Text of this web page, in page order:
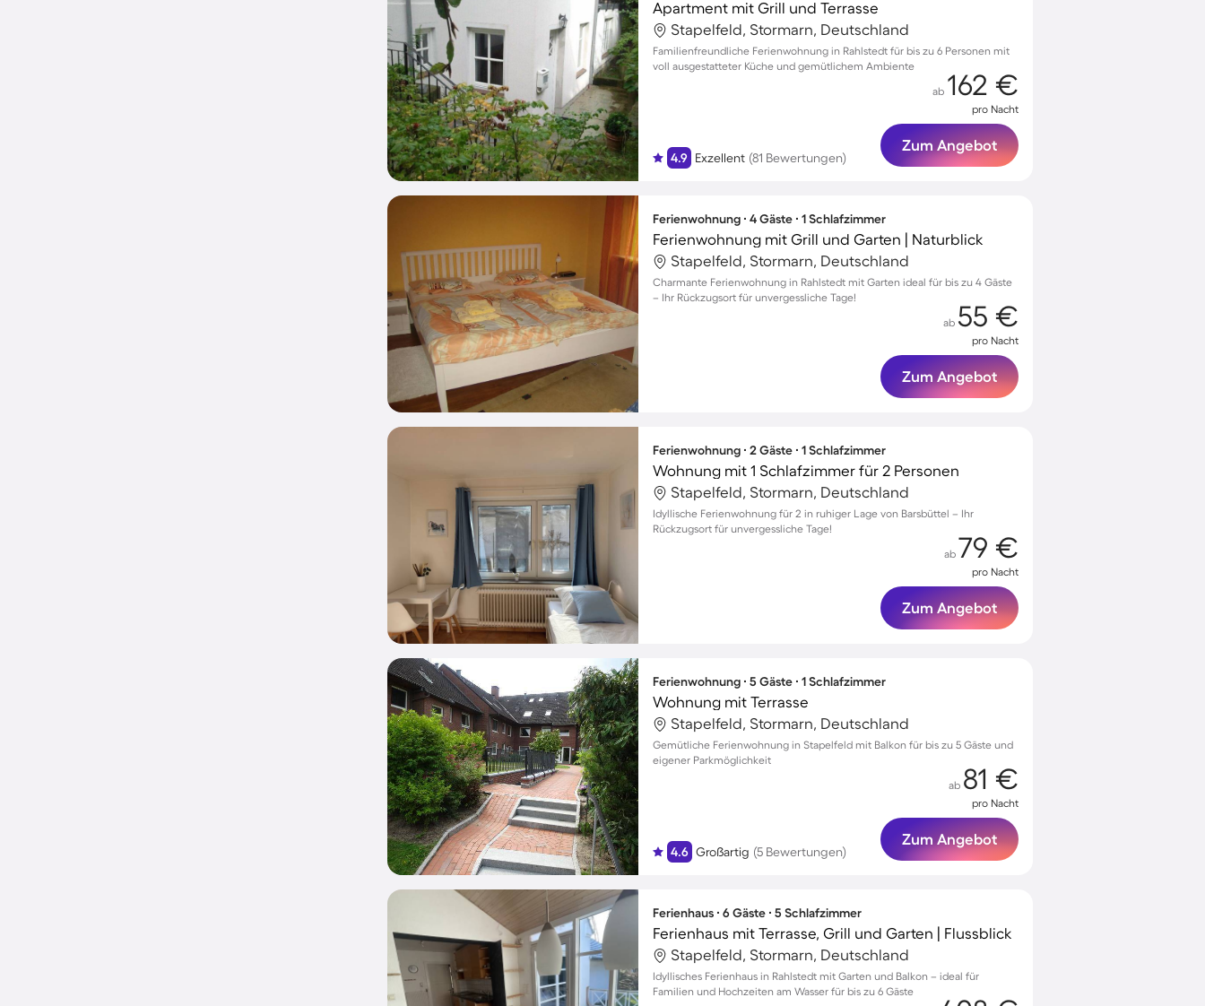
Apartment mit Grill und Terrasse
Stapelfeld, Stormarn, Deutschland
Familienfreundliche Ferienwohnung in Rahlstedt für bis zu 6 Personen mit
voll ausgestatteter Küche und gemütlichem Ambiente
4.9 Exzellent (81 Bewertungen)
ab 162 €
pro Nacht
Zum Angebot
Ferienwohnung ∙ 4 Gäste ∙ 1 Schlafzimmer
Ferienwohnung mit Grill und Garten | Naturblick
Stapelfeld, Stormarn, Deutschland
Charmante Ferienwohnung in Rahlstedt mit Garten ideal für bis zu 4 Gäste
– Ihr Rückzugsort für unvergessliche Tage!
ab 55 €
pro Nacht
Zum Angebot
Ferienwohnung ∙ 2 Gäste ∙ 1 Schlafzimmer
Wohnung mit 1 Schlafzimmer für 2 Personen
Stapelfeld, Stormarn, Deutschland
Idyllische Ferienwohnung für 2 in ruhiger Lage von Barsbüttel – Ihr
Rückzugsort für unvergessliche Tage!
ab 79 €
pro Nacht
Zum Angebot
Ferienwohnung ∙ 5 Gäste ∙ 1 Schlafzimmer
Wohnung mit Terrasse
Stapelfeld, Stormarn, Deutschland
Gemütliche Ferienwohnung in Stapelfeld mit Balkon für bis zu 5 Gäste und
eigener Parkmöglichkeit
4.6 Großartig (5 Bewertungen)
ab 81 €
pro Nacht
Zum Angebot
Ferienhaus ∙ 6 Gäste ∙ 5 Schlafzimmer
Ferienhaus mit Terrasse, Grill und Garten | Flussblick
Stapelfeld, Stormarn, Deutschland
Idyllisches Ferienhaus in Rahlstedt mit Garten und Balkon – ideal für
Familien und Hochzeiten am Wasser für bis zu 6 Gäste